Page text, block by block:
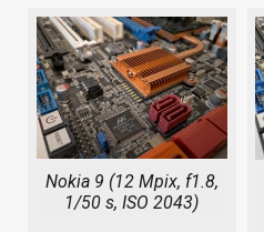
Nokia 9 (12 Mpix, f1.8,
1/50 s, ISO 2043)